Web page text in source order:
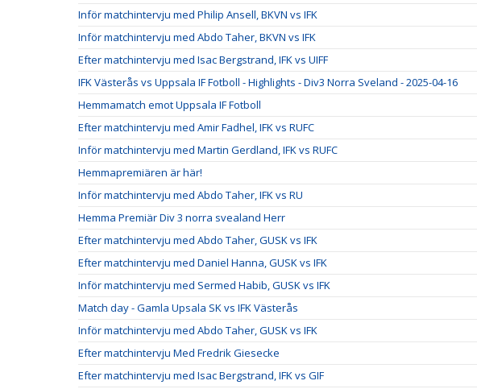
Inför matchintervju med Philip Ansell, BKVN vs IFK
Inför matchintervju med Abdo Taher, BKVN vs IFK
Efter matchintervju med Isac Bergstrand, IFK vs UIFF
IFK Västerås vs Uppsala IF Fotboll - Highlights - Div3 Norra Sveland - 2025-04-16
Hemmamatch emot Uppsala IF Fotboll
Efter matchintervju med Amir Fadhel, IFK vs RUFC
Inför matchintervju med Martin Gerdland, IFK vs RUFC
Hemmapremiären är här!
Inför matchintervju med Abdo Taher, IFK vs RU
Hemma Premiär Div 3 norra svealand Herr
Efter matchintervju med Abdo Taher, GUSK vs IFK
Efter matchintervju med Daniel Hanna, GUSK vs IFK
Inför matchintervju med Sermed Habib, GUSK vs IFK
Match day - Gamla Upsala SK vs IFK Västerås
Inför matchintervju med Abdo Taher, GUSK vs IFK
Efter matchintervju Med Fredrik Giesecke
Efter matchintervju med Isac Bergstrand, IFK vs GIF